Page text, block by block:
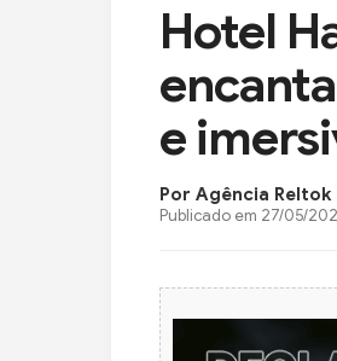
Hotel
e
Por Agência Reltok
Publicado em 27/05/